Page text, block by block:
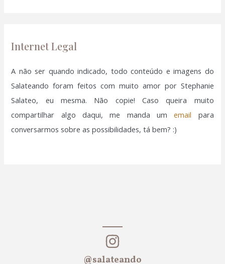
r
Internet Legal
A não ser quando indicado, todo conteúdo e imagens do
Salateando foram feitos com muito amor por Stephanie
Salateo, eu mesma. Não copie! Caso queira muito
compartilhar algo daqui, me manda umemail para
conversarmos sobre as possibilidades, tá bem? :)
@salateando